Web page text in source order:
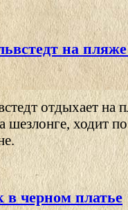
на
отдыхает
шезлонге, ходит
черном платье